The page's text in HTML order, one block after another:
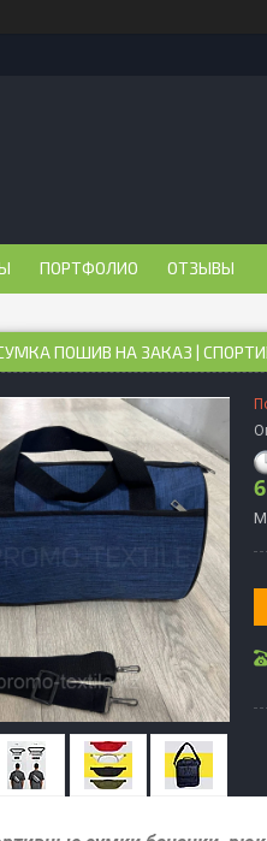
ПОРТФОЛИО ОТЗЫВЫ
ПОШИВ НА ЗАКАЗ |